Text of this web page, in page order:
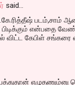
said…
படம்,சாம்
என்பதை
விட்ட கேபிள் சங்கரை
எழுதணும்னு